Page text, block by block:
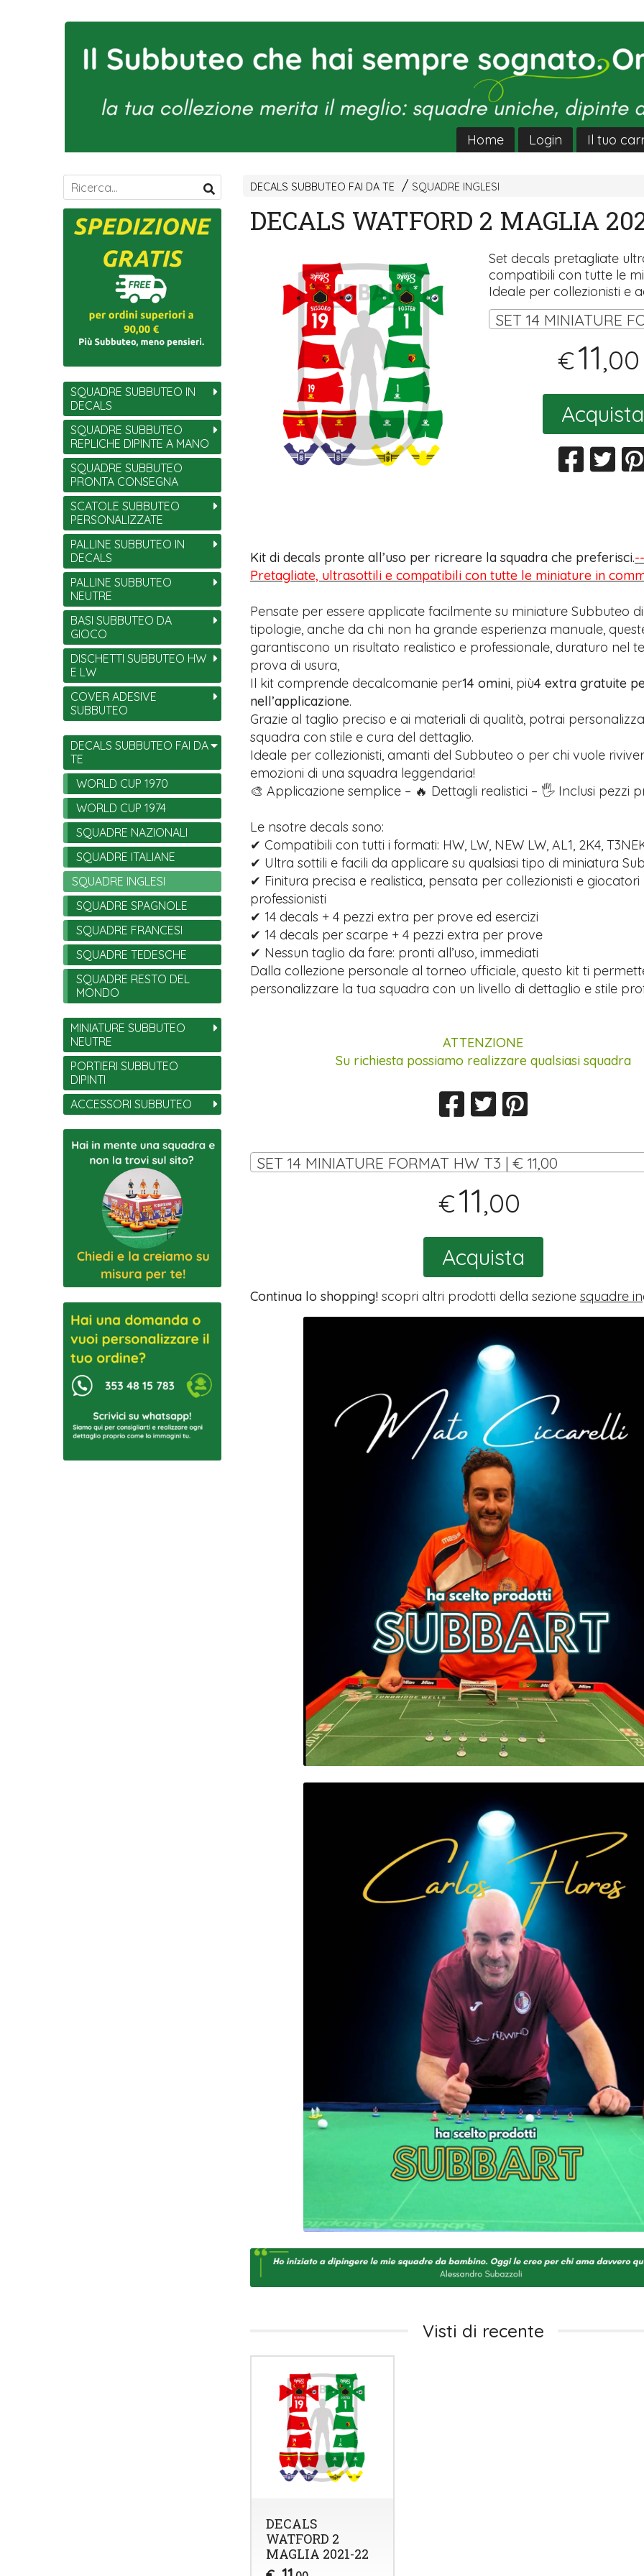
Home Login Il tuo
DECALS SUBBUTEO FAI DA TE SQUADRE INGLESI
DECALS WATFORD 2 MAGLIA
Set decals pretagliate
compatibili con tutte le
Ideale per collezionisti e
€11,00
Acquista
Kit di decals pronte all’uso per ricreare la squadra che preferisci.
Pretagliate, ultrasottili e compatibili con tutte le miniature in
Pensate per essere applicate facilmente su miniature Subbuteo
tipologie, anche da chi non ha grande esperienza manuale,
garantiscono un risultato realistico e professionale, duraturo nel
prova di usura,
Il kit comprende decalcomanie per14 omini, più4 extra gratuite
nell’applicazione.
Grazie al taglio preciso e ai materiali di qualità, potrai
squadra con stile e cura del dettaglio.
Ideale per collezionisti, amanti del Subbuteo o per chi vuole
emozioni di una squadra leggendaria!
🎨 Applicazione semplice – 🔥 Dettagli realistici – 🖐️ Inclusi pezzi
Le nsotre decals sono:
✔ Compatibili con tutti i formati: HW, LW, NEW LW, AL1, 2K4,
✔ Ultra sottili e facili da applicare su qualsiasi tipo di miniatura
✔ Finitura precisa e realistica, pensata per collezionisti e giocatori
professionisti
✔ 14 decals + 4 pezzi extra per prove ed esercizi
✔ 14 decals per scarpe + 4 pezzi extra per prove
✔ Nessun taglio da fare: pronti all’uso, immediati
Dalla collezione personale al torneo ufficiale, questo kit ti
personalizzare la tua squadra con un livello di dettaglio e stile
ATTENZIONE
Su richiesta possiamo realizzare qualsiasi squadra
SET 14 MINIATURE FORMAT HW T3 | € 11,00
€11,00
Acquista
Continua lo shopping!scopri altri prodotti della sezione squadre
Visti di recente
DECALS
WATFORD 2
MAGLIA 2021-22
SQUADRE SUBBUTEO IN
DECALS
SQUADRE SUBBUTEO
REPLICHE DIPINTE A MANO
SQUADRE SUBBUTEO
PRONTA CONSEGNA
SCATOLE SUBBUTEO
PERSONALIZZATE
PALLINE SUBBUTEO IN
DECALS
PALLINE SUBBUTEO
NEUTRE
BASI SUBBUTEO DA
GIOCO
DISCHETTI SUBBUTEO HW
E LW
COVER ADESIVE
SUBBUTEO
DECALS SUBBUTEO FAI DA
TE
WORLD CUP 1970
WORLD CUP 1974
SQUADRE NAZIONALI
SQUADRE ITALIANE
SQUADRE INGLESI
SQUADRE SPAGNOLE
SQUADRE FRANCESI
SQUADRE TEDESCHE
SQUADRE RESTO DEL
MONDO
MINIATURE SUBBUTEO
NEUTRE
PORTIERI SUBBUTEO
DIPINTI
ACCESSORI SUBBUTEO